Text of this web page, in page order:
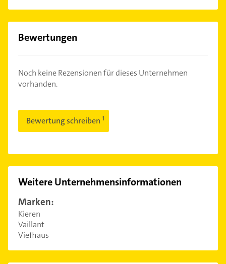
Bewertungen
Noch keine Rezensionen für dieses Unternehmen
vorhanden.
Bewertung schreiben
Weitere Unternehmensinformationen
Marken:
Kieren
Vaillant
Viefhaus